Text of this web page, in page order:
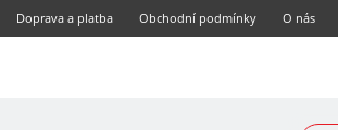
Doprava a platba Obchodní podmínky O nás